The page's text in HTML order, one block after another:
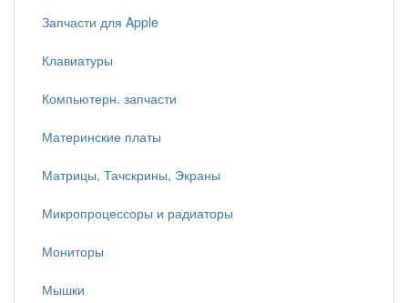
Запчасти для Apple
Клавиатуры
Компьютерн. запчасти
Материнские платы
Матрицы, Тачскрины, Экраны
Микропроцессоры и радиаторы
Мониторы
Мышки